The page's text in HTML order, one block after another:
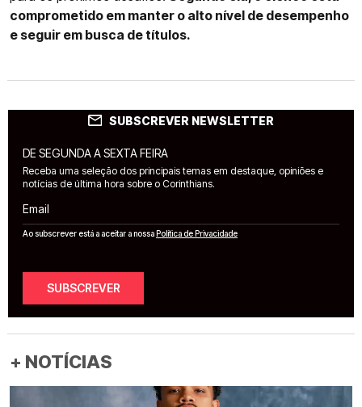
comprometido em manter o alto nível de desempenho
e seguir em busca de títulos.
SUBSCREVER NEWSLETTER
DE SEGUNDA A SEXTA FEIRA
Receba uma seleção dos principais temas em destaque, opiniões e
notícias de última hora sobre o Corinthians.
Email
Ao subscrever está a aceitar a nossaPolítica de Privacidade
SUBSCREVER
+ NOTÍCIAS